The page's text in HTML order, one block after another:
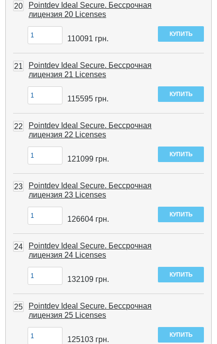
20
Pointdev Ideal Secure. Бессрочная
лицензия 20 Licenses
110091 грн.
21
Pointdev Ideal Secure. Бессрочная
лицензия 21 Licenses
115595 грн.
22
Pointdev Ideal Secure. Бессрочная
лицензия 22 Licenses
121099 грн.
23
Pointdev Ideal Secure. Бессрочная
лицензия 23 Licenses
126604 грн.
24
Pointdev Ideal Secure. Бессрочная
лицензия 24 Licenses
132109 грн.
25
Pointdev Ideal Secure. Бессрочная
лицензия 25 Licenses
125103 грн.